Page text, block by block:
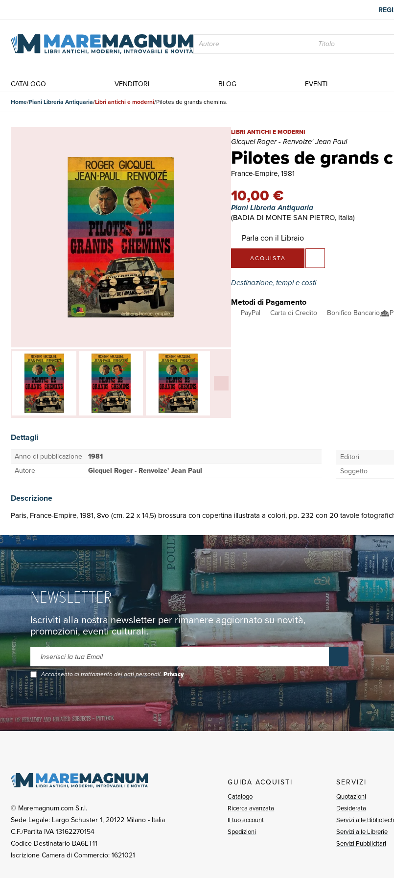
CATALOGO VENDITORI BLOG EVENTI
Home Piani Libreria Antiquaria Libri antichi e moderni Pilotes de grands chemins.
Pilotes de grands
Pilotes de grands chemins. | Libri antichi e moderni
LIBRI ANTICHI E MODERNI
Gicquel Roger - Renvoize' Jean Paul
France-Empire, 1981
10,00 €
Piani Libreria Antiquaria
(BADIA DI MONTE SAN PIETRO, Italia)
Parla con il Libraio
ACQUISTA
Destinazione, tempi e costi
Metodi di Pagamento
PayPal Carta di Credito Bonifico Bancario
Dettagli
Anno di pubblicazione 1981
Autore
Gicquel Roger - Renvoize' Jean Paul
Editori
Soggetto
Descrizione
Paris, France-Empire, 1981, 8vo (cm. 22 x 14,5) brossura con copertina illustrata a colori, pp. 232 con 20 tavole
NEWSLETTER
Iscriviti alla nostra newsletter per rimanere aggiornato su novità,
promozioni, eventi culturali.
Acconsento al trattamento dei dati personali.Privacy
© Maremagnum.com S.r.l.
Sede Legale: Largo Schuster 1, 20122 Milano - Italia
C.F./Partita IVA 13162270154
Codice Destinatario BA6ET11
Iscrizione Camera di Commercio: 1621021
GUIDA ACQUISTI
Catalogo
Ricerca avanzata
Il tuo account
Spedizioni
SERVIZI
Quotazioni
Desiderata
Servizi alle
Servizi alle Librerie
Servizi Pubblicitari